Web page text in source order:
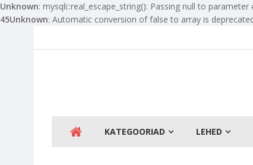
Unknown: mysqli::real_escape_string(): Passing null to
45Unknown: Automatic conversion of false to array is
KATEGOORIAD LEHED